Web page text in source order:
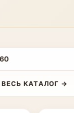
ВЕСЬ КАТАЛОГ →